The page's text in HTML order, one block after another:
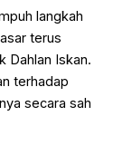
langkah
terus
Dahlan Iskan.
terhadap
secara sah